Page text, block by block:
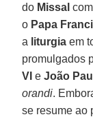
do Missal
o Papa
a liturgia em
promulgados
VI eJoão
orandi.
se resume ao